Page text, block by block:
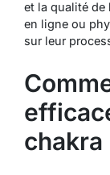
et la qualité de
en ligne ou
sur leur
chakra